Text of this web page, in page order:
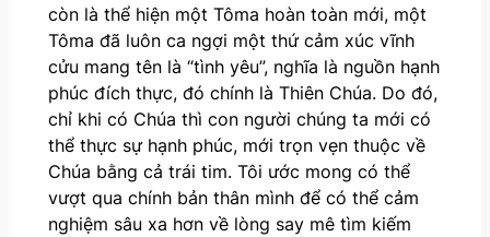
còn là thể hiện một Tôma hoàn toàn mới, một
Tôma đã luôn ca ngợi một thứ cảm xúc vĩnh
cửu mang tên là “tình yêu”, nghĩa là nguồn hạnh
phúc đích thực, đó chính là Thiên Chúa. Do đó,
chỉ khi có Chúa thì con người chúng ta mới có
thể thực sự hạnh phúc, mới trọn vẹn thuộc về
Chúa bằng cả trái tim. Tôi ước mong có thể
vượt qua chính bản thân mình để có thể cảm
nghiệm sâu xa hơn về lòng say mê tìm kiếm